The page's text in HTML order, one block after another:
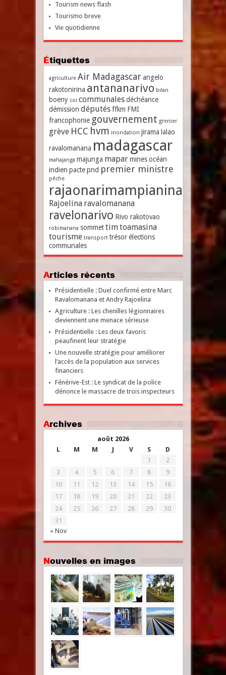
Tourism news flash
Tourismo breve
Vie quotidienne
Étiquettes
agriculture Air Madagascar angelo
rakotonirina antananarivo bilan
boeny coi communales déchéance
démission députés ffkm FMI
francophonie gouvernement grenier
grève HCC hvm inondation jirama lalao
ravalomanana madagascar
mahajanga majunga mapar mines océan
indien pacte pnd premier ministre
pêche
rajaonarimampianina
Rajoelina ravalomanana
ravelonarivo Rivo rakotovao
robimanana sommet timtoamasina
tourisme transport trésor élections
communales
Articles récents
Présidentielle : Duel confirmé entre Marc
Ravalomanana et Andry Rajoelina
Agriculture : Les chenilles légionnaires
deviennent une menace sérieuse
Présidentielle : Les deux favoris
peaufinent leur stratégie
Une nouvelle stratégie pour améliorer
l’accès de la population aux services
financiers
Fénérive-Est : Le syndicat de la police
dénonce le massacre de trois inspecteurs
Archives
août 2026
L
M M J V S D
« Nov
1
2
3
4 5 6 7 8
9
10
11 12 13 14 15
16
17
18 19 20 21 22
23
24
25 26 27 28 29
30
31
Nouvelles en images